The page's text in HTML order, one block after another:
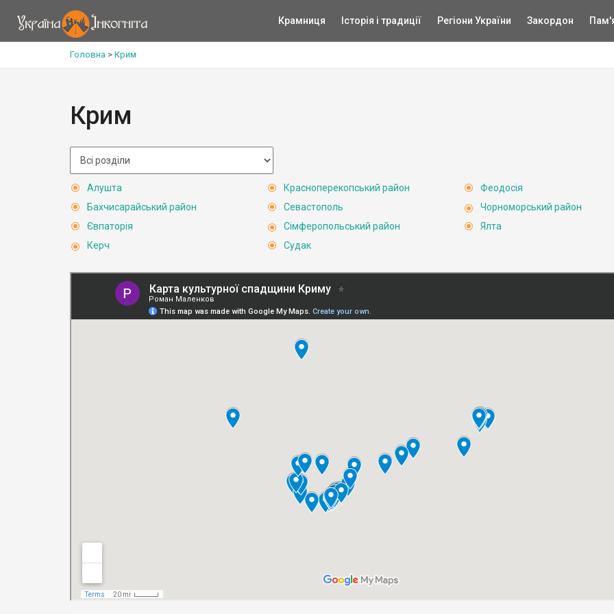
Крамниця Історія і традиції Регіони України Закордон
Головна > Крим
Крим
Алушта
Бахчисарайський район
Євпаторія
Керч
Красноперекопський район
Севастополь
Сімферопольський район
Судак
Феодосія
Чорноморський район
Ялта